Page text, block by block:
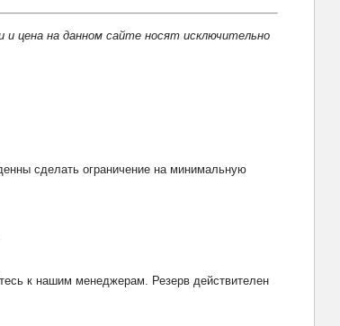
и цена на данном сайте носят исключительно
сделать ограничение на минимальную
к нашим менеджерам. Резерв действителен